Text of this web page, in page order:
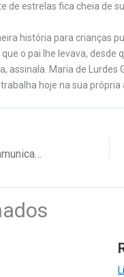
de estrelas fica cheia de
história para crianças
o pai lhe levava, desde
assinala. Maria de Lurdes
hoje na sua própria
Nova head of marketing and communications na Mercer Portugal